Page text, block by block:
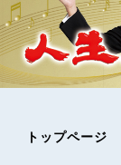
トップページ